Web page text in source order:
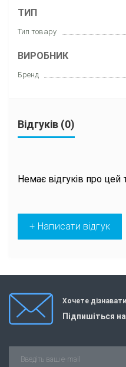
ТИП
Тип товару
ВИРОБНИК
Бренд
Відгуків (0)
Немає відгуків про цей
+ Написати відгук
Хочете
Підпишіться